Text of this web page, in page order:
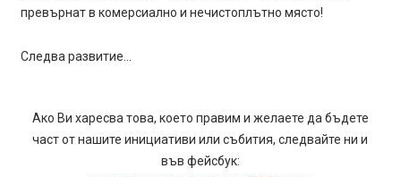
превърнат в комерсиално и нечистоплътно място!
Следва развитие…
Ако Ви харесва това, което правим и желаете да бъдете
част от нашите инициативи или събития, следвайте ни и
във фейсбук: